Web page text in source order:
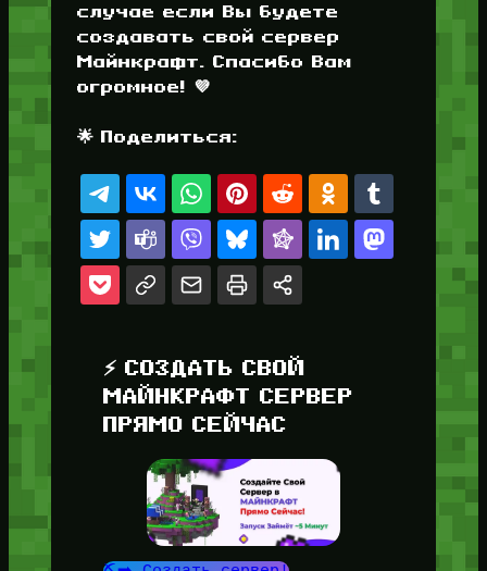
случае если Вы будете
создавать свой сервер
Майнкрафт. Спасибо Вам
огромное! 💜
🌟 Поделиться:
⚡ СОЗДАТЬ СВОЙ
МАЙНКРАФТ СЕРВЕР
ПРЯМО СЕЙЧАС